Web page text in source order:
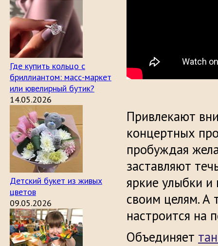
Где купить кольцо с
бриллиантом: масс-маркет
или ювелирный бутик?
14.05.2026
Детский букет из живых
цветов
09.05.2026
Привлекают
концертных
пробуждая
заставляют
яркие улыбки
своим целям. А
настроится на
Объединяет